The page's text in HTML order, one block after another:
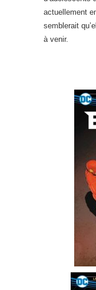
actuellement
semblerait
à venir.